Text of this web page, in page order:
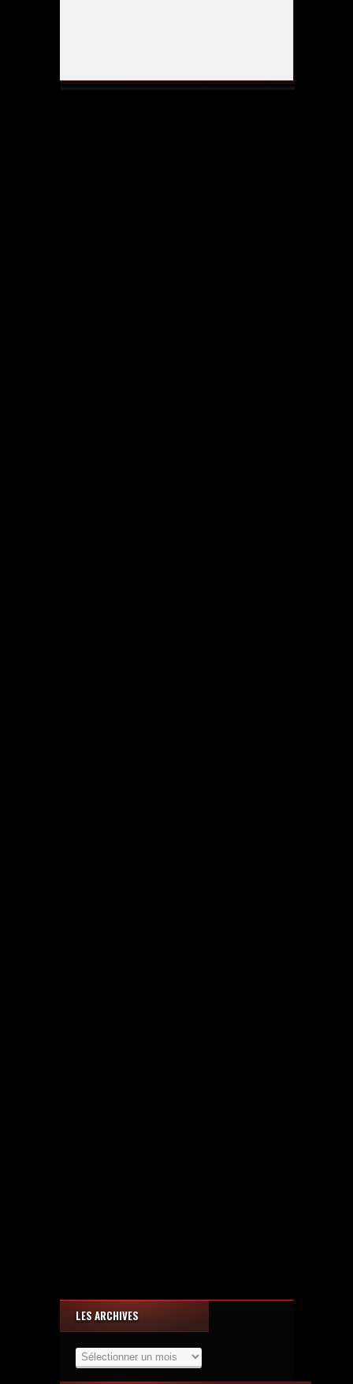
LES ARCHIVES
Archives